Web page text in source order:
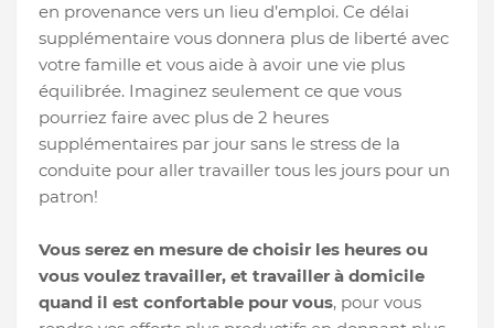
en provenance vers un lieu d’emploi. Ce délai
supplémentaire vous donnera plus de liberté avec
votre famille et vous aide à avoir une vie plus
équilibrée. Imaginez seulement ce que vous
pourriez faire avec plus de 2 heures
supplémentaires par jour sans le stress de la
conduite pour aller travailler tous les jours pour un
patron!
Vous serez en mesure de choisir les heures ou
vous voulez travailler, et travailler à domicile
quand il est confortable pour vous, pour vous